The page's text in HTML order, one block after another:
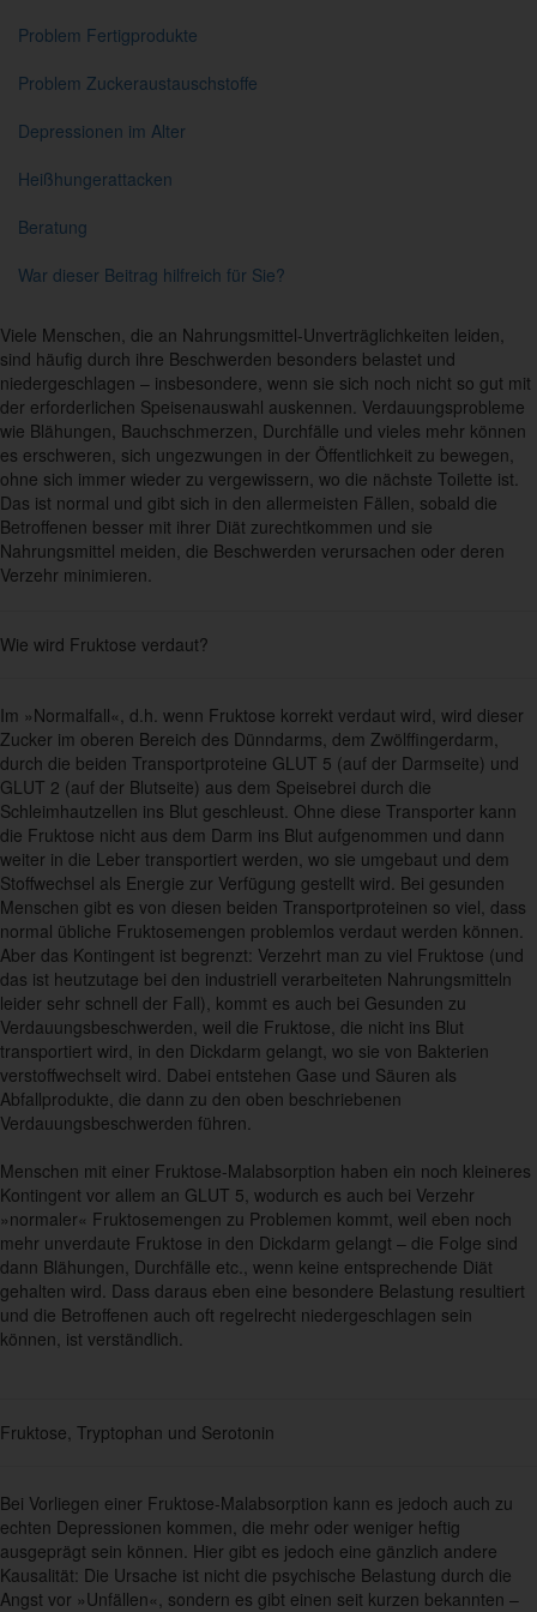
Problem Fertigprodukte
Problem Zuckeraustauschstoffe
Depressionen im Alter
Heißhungerattacken
Beratung
War dieser Beitrag hilfreich für Sie?
Viele Menschen, die an Nahrungsmittel-Unverträglichkeiten leiden,
sind häufig durch ihre Beschwerden besonders belastet und
niedergeschlagen – insbesondere, wenn sie sich noch nicht so gut mit
der erforderlichen Speisenauswahl auskennen. Verdauungsprobleme
wie Blähungen, Bauchschmerzen, Durchfälle und vieles mehr können
es erschweren, sich ungezwungen in der Öffentlichkeit zu bewegen,
ohne sich immer wieder zu vergewissern, wo die nächste Toilette ist.
Das ist normal und gibt sich in den allermeisten Fällen, sobald die
Betroffenen besser mit ihrer Diät zurechtkommen und sie
Nahrungsmittel meiden, die Beschwerden verursachen oder deren
Verzehr minimieren.
Wie wird Fruktose verdaut?
Im »Normalfall«, d.h. wenn Fruktose korrekt verdaut wird, wird dieser
Zucker im oberen Bereich des Dünndarms, dem Zwölffingerdarm,
durch die beiden Transportproteine GLUT 5 (auf der Darmseite) und
GLUT 2 (auf der Blutseite) aus dem Speisebrei durch die
Schleimhautzellen ins Blut geschleust. Ohne diese Transporter kann
die Fruktose nicht aus dem Darm ins Blut aufgenommen und dann
weiter in die Leber transportiert werden, wo sie umgebaut und dem
Stoffwechsel als Energie zur Verfügung gestellt wird. Bei gesunden
Menschen gibt es von diesen beiden Transportproteinen so viel, dass
normal übliche Fruktosemengen problemlos verdaut werden können.
Aber das Kontingent ist begrenzt: Verzehrt man zu viel Fruktose (und
das ist heutzutage bei den industriell verarbeiteten Nahrungsmitteln
leider sehr schnell der Fall), kommt es auch bei Gesunden zu
Verdauungsbeschwerden, weil die Fruktose, die nicht ins Blut
transportiert wird, in den Dickdarm gelangt, wo sie von Bakterien
verstoffwechselt wird. Dabei entstehen Gase und Säuren als
Abfallprodukte, die dann zu den oben beschriebenen
Verdauungsbeschwerden führen.
Menschen mit einer Fruktose-Malabsorption haben ein noch kleineres
Kontingent vor allem an GLUT 5, wodurch es auch bei Verzehr
»normaler« Fruktosemengen zu Problemen kommt, weil eben noch
mehr unverdaute Fruktose in den Dickdarm gelangt – die Folge sind
dann Blähungen, Durchfälle etc., wenn keine entsprechende Diät
gehalten wird. Dass daraus eben eine besondere Belastung resultiert
und die Betroffenen auch oft regelrecht niedergeschlagen sein
können, ist verständlich.
Fruktose, Tryptophan und Serotonin
Bei Vorliegen einer Fruktose-Malabsorption kann es jedoch auch zu
echten Depressionen kommen, die mehr oder weniger heftig
ausgeprägt sein können. Hier gibt es jedoch eine gänzlich andere
Kausalität: Die Ursache ist nicht die psychische Belastung durch die
Angst vor »Unfällen«, sondern es gibt einen seit kurzen bekannten –